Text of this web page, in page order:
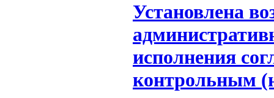
Установлена
исполнения
контрольным